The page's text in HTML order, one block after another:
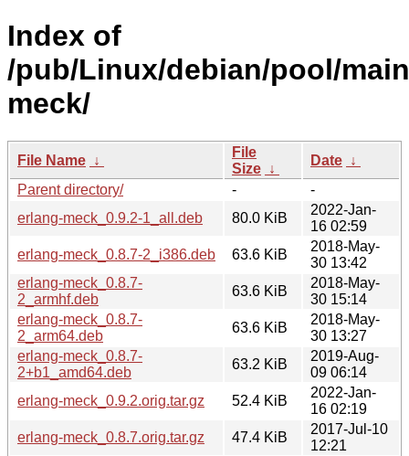
Index of
/pub/Linux/debian/pool/
meck/
File Name ↓
File
Size ↓
Date ↓
Parent directory/
-
-
erlang-meck_0.9.2-1_all.deb
80.0 KiB
2022-Jan-
16 02:59
erlang-meck_0.8.7-2_i386.deb
63.6 KiB
2018-May-
30 13:42
erlang-meck_0.8.7-
2_armhf.deb
63.6 KiB
2018-May-
30 15:14
erlang-meck_0.8.7-
2_arm64.deb
63.6 KiB
2018-May-
30 13:27
erlang-meck_0.8.7-
2+b1_amd64.deb
63.2 KiB
2019-Aug-
09 06:14
erlang-meck_0.9.2.orig.tar.gz
52.4 KiB
2022-Jan-
16 02:19
erlang-meck_0.8.7.orig.tar.gz
47.4 KiB
2017-Jul-10
12:21